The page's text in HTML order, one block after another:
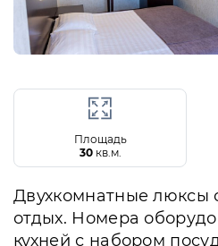
Площадь
30кв.м.
Двухкомнатные люксы
отдых. Номера
кухней с набором